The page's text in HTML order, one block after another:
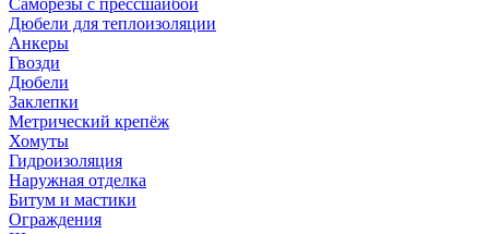
Саморезы с прессшайбой
Дюбели для теплоизоляции
Анкеры
Гвозди
Дюбели
Заклепки
Метрический крепёж
Хомуты
Гидроизоляция
Наружная отделка
Битум и мастики
Ограждения